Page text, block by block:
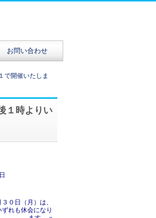
お問い合わせ
で開催いたしま
１時よりい
０日（月）は、
れも休会になり